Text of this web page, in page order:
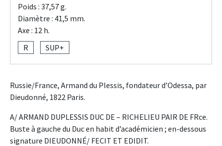
Poids : 37,57 g.
Diamètre : 41,5 mm.
Axe : 12 h.
R
SUP+
Russie/France, Armand du Plessis, fondateur d’Odessa, par
Dieudonné, 1822 Paris.
A/ ARMAND DUPLESSIS DUC DE – RICHELIEU PAIR DE FRce.
Buste à gauche du Duc en habit d’académicien ; en-dessous
signature DIEUDONNÉ/ FECIT ET EDIDIT.